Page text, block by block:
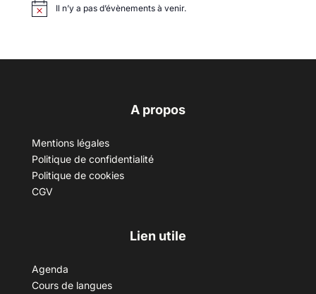
Il n’y a pas d’évènements à venir.
A propos
Mentions légales
Politique de confidentialité
Politique de cookies
CGV
Lien utile
Agenda
Cours de langues